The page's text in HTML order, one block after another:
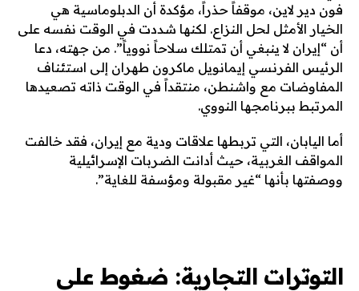
فون دير لاين، موقفاً حذراً، مؤكدة أن الدبلوماسية هي
الخيار الأمثل لحل النزاع. لكنها شددت في الوقت نفسه على
أن “إيران لا ينبغي أن تمتلك سلاحاً نووياً”. من جهته، دعا
الرئيس الفرنسي إيمانويل ماكرون طهران إلى استئناف
المفاوضات مع واشنطن، منتقداً في الوقت ذاته تصعيدها
المرتبط ببرنامجها النووي.
أما اليابان، التي تربطها علاقات ودية مع إيران، فقد خالفت
المواقف الغربية، حيث أدانت الضربات الإسرائيلية
ووصفتها بأنها “غير مقبولة ومؤسفة للغاية”.
التوترات التجارية: ضغوط على